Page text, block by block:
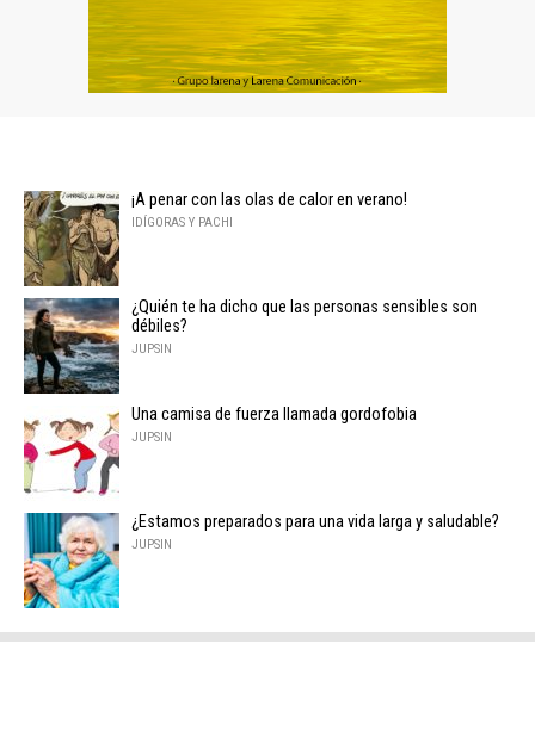
¡A penar con las olas de calor en verano!
IDÍGORAS Y PACHI
¿Quién te ha dicho que las personas sensibles son
débiles?
JUPSIN
Una camisa de fuerza llamada gordofobia
JUPSIN
¿Estamos preparados para una vida larga y saludable?
JUPSIN